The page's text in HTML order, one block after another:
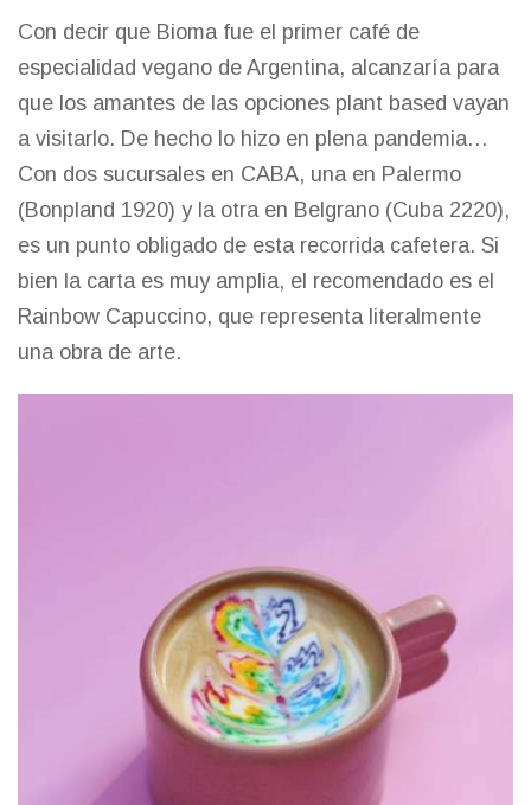
Con decir que Biomafue el primer café de
especialidad vegano de Argentina, alcanzaría para
que los amantes de las opciones plant based vayan
a visitarlo. De hecho lo hizo en plena pandemia…
Con dos sucursales en CABA, una en Palermo
(Bonpland 1920) y la otra en Belgrano (Cuba 2220),
es un punto obligado de esta recorrida cafetera. Si
bien la carta es muy amplia, el recomendado es el
Rainbow Capuccino, que representa literalmente
una obra de arte.